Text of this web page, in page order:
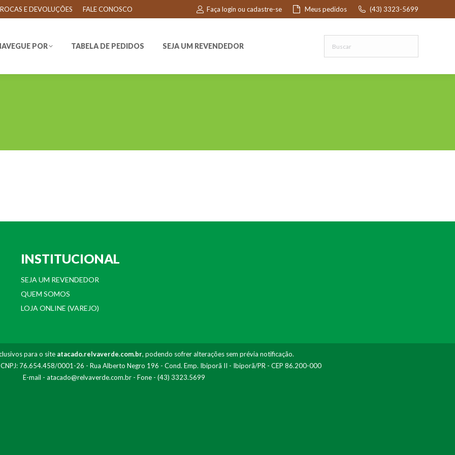
E DEVOLUÇÕES FALE CONOSCO Faça login ou cadastre-se Meus pedidos (43) 3323-5699
POR TABELA DE PEDIDOS SEJA UM REVENDEDOR
INSTITUCIONAL
SEJA UM REVENDEDOR
QUEM SOMOS
LOJA ONLINE (VAREJO)
para o site atacado.relvaverde.com.br, podendo sofrer alterações sem prévia notificação.
CNPJ: 76.654.458/0001-26 - Rua Alberto Negro 196 - Cond. Emp. Ibiporã II - Ibiporã/PR - CEP 86.200-000
E-mail - atacado@relvaverde.com.br- Fone - (43) 3323.5699
POR TABELA DE PEDIDOS SEJA UM REVENDEDOR